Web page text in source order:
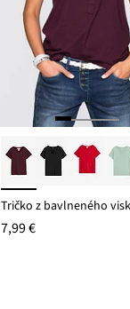
7,99 €